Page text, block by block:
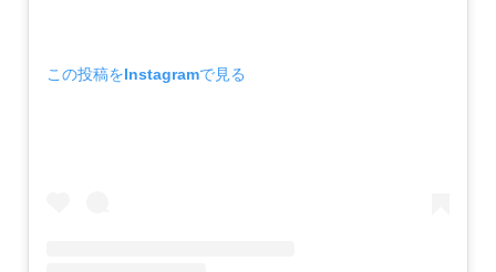
この投稿をInstagramで見る